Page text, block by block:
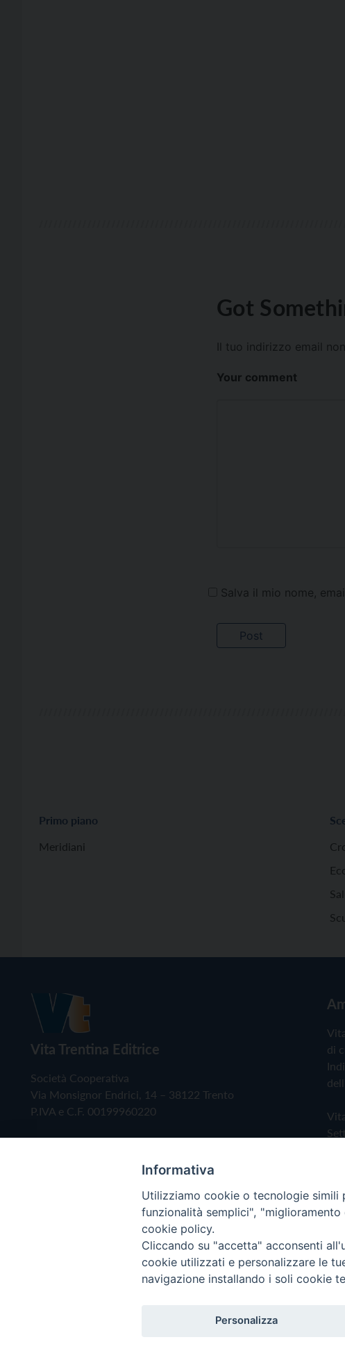
Got
Il tuo indirizzo email
Your comment
Salva il mio nome,
Primo piano
Meridiani
Vita Trentina Editrice
Società Cooperativa
Via Monsignor Endrici, 14 – 38122 Trento
P.IVA e C.F. 00199960220
di
Copyright © 2019 - Tutti i diritti riservati - Vita
Informativa
Utilizziamo cookie o tecnologie
funzionalità semplici",
cookie policy.
Cliccando su "accetta" acconsenti
cookie utilizzati e personalizzare le
navigazione installando i soli cookie
Personalizza